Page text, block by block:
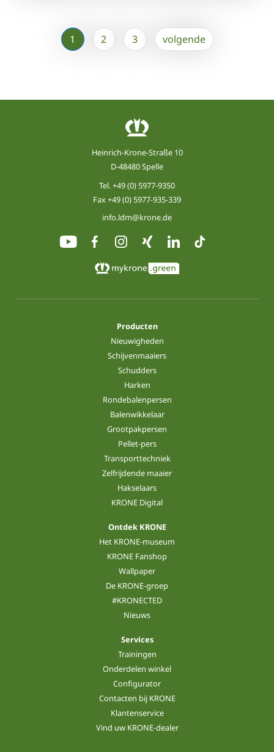
1 2 3 volgende
Heinrich-Krone-Straße 10
D-48480 Spelle
Tel.+49 (0) 5977-9350
Fax +49 (0) 5977-935-339
info.ldm@krone.de
Producten
Nieuwigheden
Schijvenmaaiers
Schudders
Harken
Rondebalenpersen
Balenwikkelaar
Grootpakpersen
Pellet-pers
Transporttechniek
Zelfrijdende maaier
Hakselaars
KRONE Digital
Ontdek KRONE
Het KRONE-museum
KRONE Fanshop
Wallpaper
De KRONE-groep
#KRONECTED
Nieuws
Services
Trainingen
Onderdelen winkel
Configurator
Contacten bij KRONE
Klantenservice
Vind uw KRONE-dealer